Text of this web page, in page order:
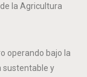
la Agricultura
operando bajo la
sustentable y